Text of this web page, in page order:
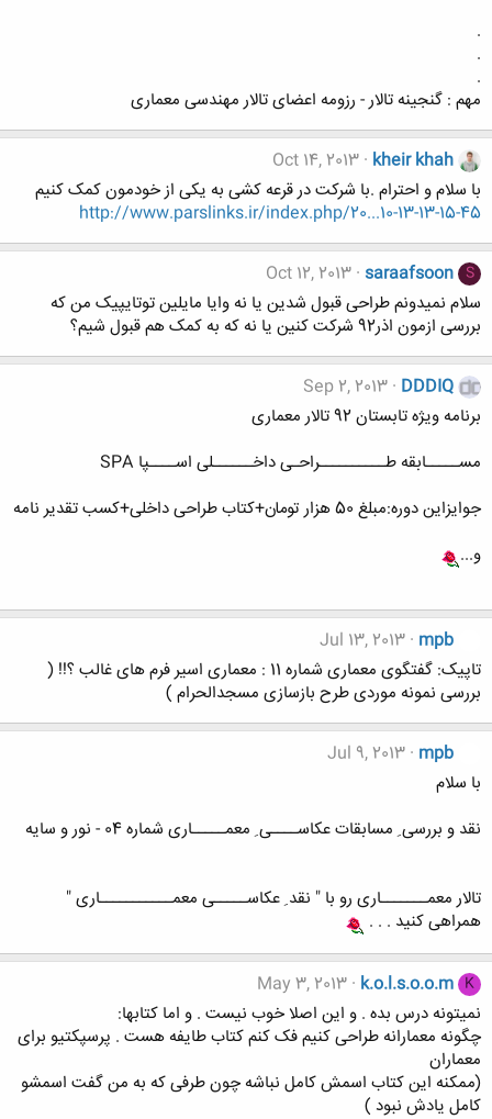
.
.
.
مهم : گنجینه تالار - رزومه اعضای تالار مهندسی معماری
kheir khah
Oct 14, 2013
با سلام و احترام .با شرکت در قرعه کشی به یکی از خودمون کمک کنیم
http://www.parslinks.ir/index.php/20...10-13-13-15-45
S
saraafsoon
Oct 12, 2013
سلام نمیدونم طراحی قبول شدین یا نه وایا مایلین توتایپیک من که
بررسی ازمون اذر92 شرکت کنین یا نه که به کمک هم قبول شیم؟
DDDIQ
Sep 2, 2013
برنامه ویژه تابستان 92 تالار معماری
مســـــابقه طــــــــــراحـی داخــــــلی اســــپا SPA
جوایزاین دوره:مبلغ 50 هزار تومان+کتاب طراحی داخلی+کسب تقدیر نامه
و...
mpb
Jul 13, 2013
تاپیک: گفتگوی معماری شماره 11 : معماری اسیر فرم های غالب ؟!! (
بررسی نمونه موردی طرح بازسازی مسجدالحرام )
mpb
Jul 9, 2013
با سلام
نقد و بررسی ِ مسابقات عکاســــی ِ معمـــــاری شماره 04 - نور و سایه
تالار معمـــــــاری رو با " نقد ِ عکاســـــی معمـــــــــــاری "
همراهی کنید . . .
K
k.o.l.s.o.o.m
May 3, 2013
نمیتونه درس بده . و این اصلا خوب نیست . و اما کتابها:
چگونه معمارانه طراحی کنیم فک کنم کتاب طایفه هست . پرسپکتیو برای
معماران
(ممکنه این کتاب اسمش کامل نباشه چون طرفی که به من گفت اسمشو
کامل یادش نبود )